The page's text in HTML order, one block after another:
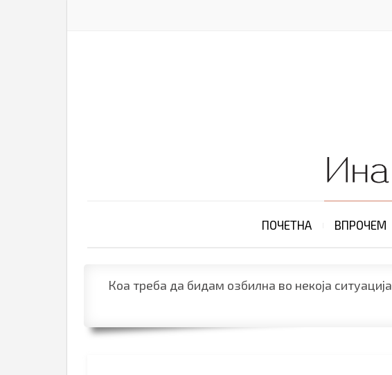
ПОЧЕТНА ВПРОЧЕМ
Коа треба да бидам озбилна во некоја